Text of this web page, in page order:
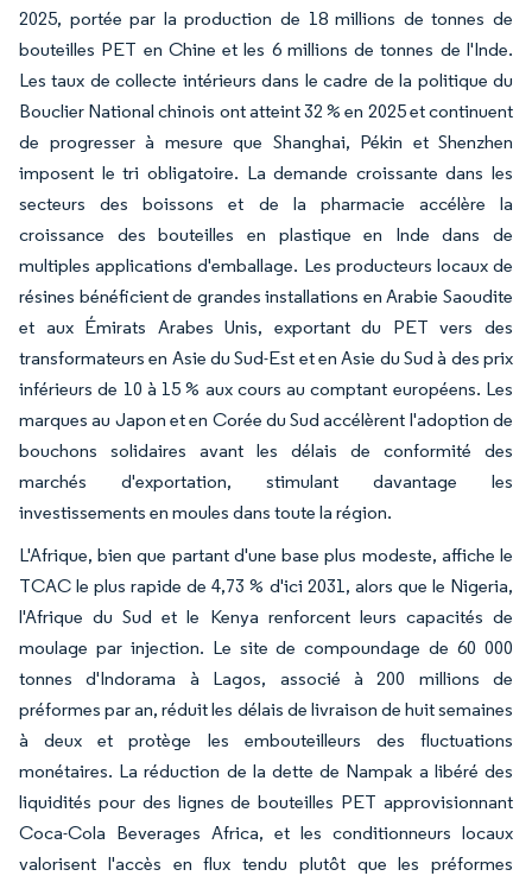
2025, portée par la production de 18 millions de tonnes de
bouteilles PET en Chine et les 6 millions de tonnes de l'Inde.
Les taux de collecte intérieurs dans le cadre de la politique du
Bouclier National chinois ont atteint 32 % en 2025 et continuent
de progresser à mesure que Shanghai, Pékin et Shenzhen
imposent le tri obligatoire. La demande croissante dans les
secteurs des boissons et de la pharmacie accélère la
croissance des bouteilles en plastique en Inde dans de
multiples applications d'emballage. Les producteurs locaux de
résines bénéficient de grandes installations en Arabie Saoudite
et aux Émirats Arabes Unis, exportant du PET vers des
transformateurs en Asie du Sud-Est et en Asie du Sud à des prix
inférieurs de 10 à 15 % aux cours au comptant européens. Les
marques au Japon et en Corée du Sud accélèrent l'adoption de
bouchons solidaires avant les délais de conformité des
marchés d'exportation, stimulant davantage les
investissements en moules dans toute la région.
L'Afrique, bien que partant d'une base plus modeste, affiche le
TCAC le plus rapide de 4,73 % d'ici 2031, alors que le Nigeria,
l'Afrique du Sud et le Kenya renforcent leurs capacités de
moulage par injection. Le site de compoundage de 60 000
tonnes d'Indorama à Lagos, associé à 200 millions de
préformes par an, réduit les délais de livraison de huit semaines
à deux et protège les embouteilleurs des fluctuations
monétaires. La réduction de la dette de Nampak a libéré des
liquidités pour des lignes de bouteilles PET approvisionnant
Coca-Cola Beverages Africa, et les conditionneurs locaux
valorisent l'accès en flux tendu plutôt que les préformes